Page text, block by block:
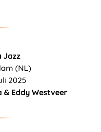
Jazz
(NL)
2025
& Eddy Westveer